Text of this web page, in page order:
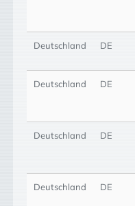
Deutschland DE
Deutschland DE
Deutschland DE
Deutschland DE